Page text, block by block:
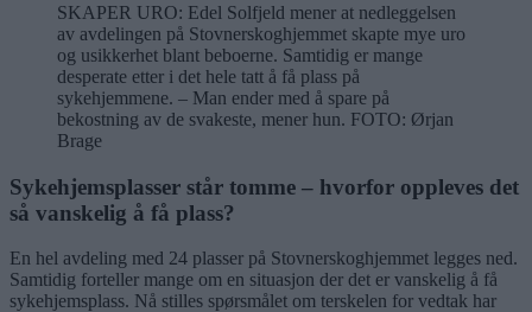
SKAPER URO: Edel Solfjeld mener at nedleggelsen
av avdelingen på Stovnerskoghjemmet skapte mye uro
og usikkerhet blant beboerne. Samtidig er mange
desperate etter i det hele tatt å få plass på
sykehjemmene. – Man ender med å spare på
bekostning av de svakeste, mener hun. FOTO: Ørjan
Brage
Sykehjemsplasser står tomme – hvorfor oppleves det
så vanskelig å få plass?
En hel avdeling med 24 plasser på Stovnerskoghjemmet legges ned.
Samtidig forteller mange om en situasjon der det er vanskelig å få
sykehjemsplass. Nå stilles spørsmålet om terskelen for vedtak har